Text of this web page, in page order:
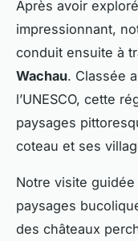
Après avoir
impressionnant,
conduit ensuite à
Wachau. Classée
l’UNESCO, cette
paysages
coteau et ses
Notre visite
paysages
des châteaux